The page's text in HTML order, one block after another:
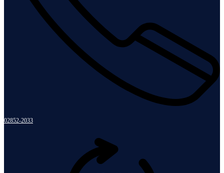
02852-2033